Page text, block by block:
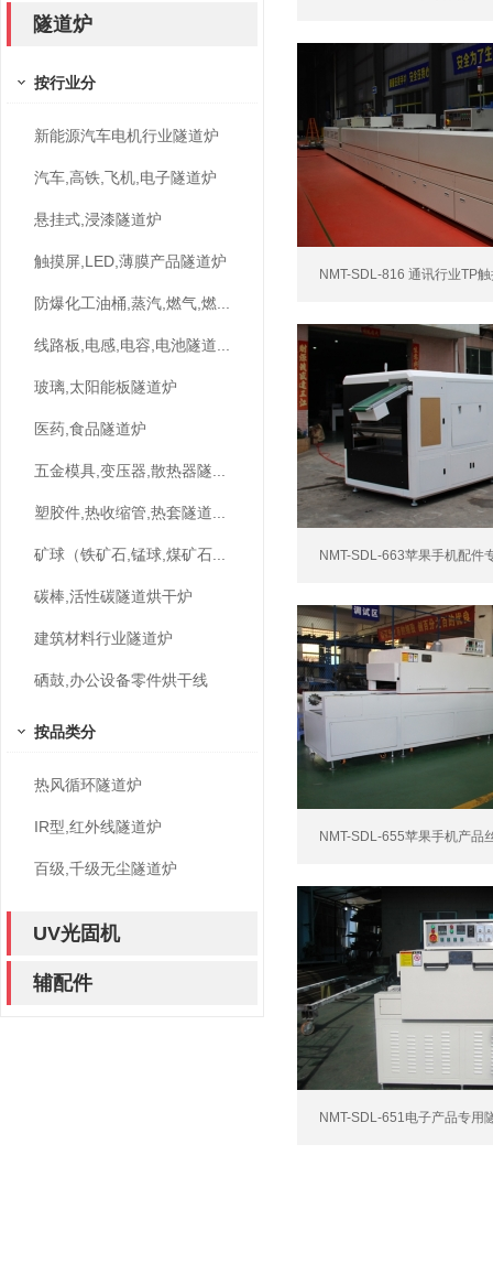
隧道炉
按行业分
新能源汽车电机行业隧道炉
汽车,高铁,飞机,电子隧道炉
悬挂式,浸漆隧道炉
触摸屏,LED,薄膜产品隧道炉
防爆化工油桶,蒸汽,燃气,燃...
线路板,电感,电容,电池隧道...
玻璃,太阳能板隧道炉
医药,食品隧道炉
五金模具,变压器,散热器隧...
塑胶件,热收缩管,热套隧道...
矿球（铁矿石,锰球,煤矿石...
碳棒,活性碳隧道烘干炉
建筑材料行业隧道炉
硒鼓,办公设备零件烘干线
按品类分
热风循环隧道炉
IR型,红外线隧道炉
百级,千级无尘隧道炉
UV光固机
辅配件
NMT-SDL-816 通讯行业TP
NMT-SDL-663苹果手机配件
NMT-SDL-655苹果手机产品
NMT-SDL-651电子产品专用